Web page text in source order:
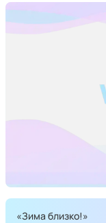
«Зима близко!»